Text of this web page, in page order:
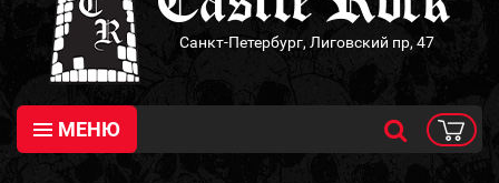
Санкт-Петербург, Лиговский пр, 47
МЕНЮ